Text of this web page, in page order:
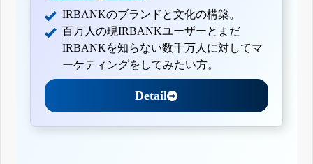
IRBANKのブランドと文化の構築。
百万人の現IRBANKユーザーとまだ
IRBANKを知らない数千万人に対してマ
ーケティングをしてみたい方。
Detail